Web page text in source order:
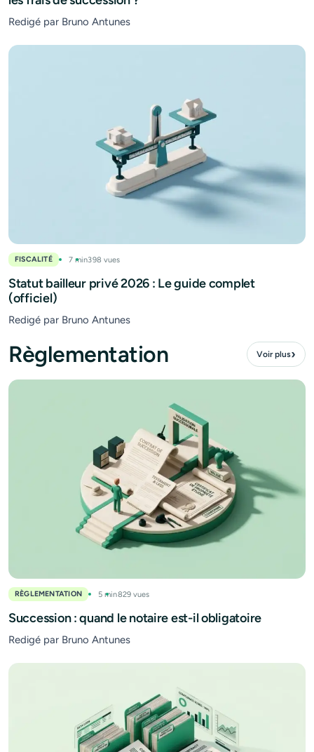
Redigé par Bruno Antunes
FISCALITÉ 7 min398 vues
Statut bailleur privé 2026 : Le guide complet
(officiel)
Redigé par Bruno Antunes
Règlementation Voir plus›
RÈGLEMENTATION 5 min829 vues
Succession : quand le notaire est-il obligatoire
Redigé par Bruno Antunes